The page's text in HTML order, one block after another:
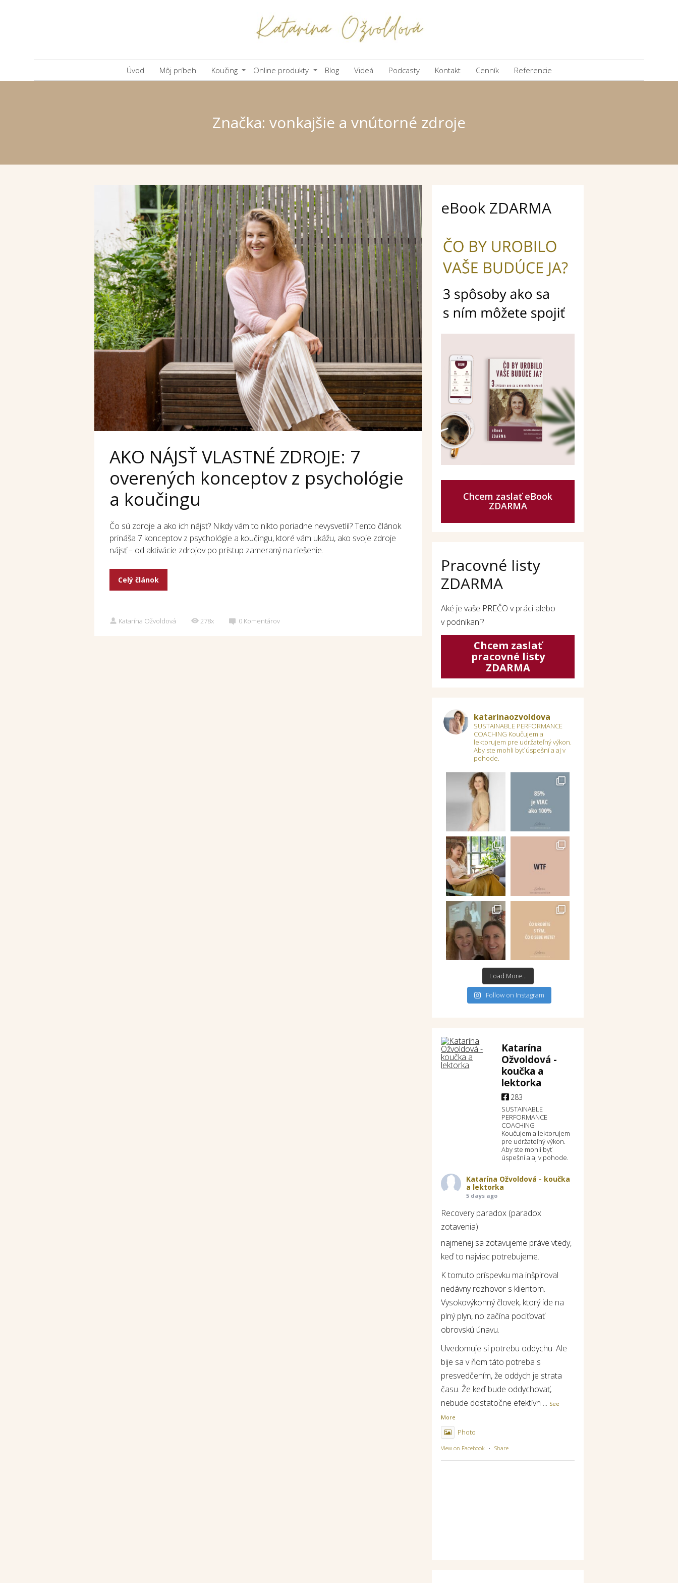
Úvod Môj príbeh Koučing Online produkty Blog Videá Podcasty Kontakt Cenník Referencie
Značka: vonkajšie a vnútorné zdroje
AKO NÁJSŤ VLASTNÉ ZDROJE: 7
overených konceptov z psychológie
a koučingu
Čo sú zdroje a ako ich nájsť? Nikdy vám to nikto poriadne nevysvetlil? Tento článok
prináša 7 konceptov z psychológie a koučingu, ktoré vám ukážu, ako svoje zdroje
nájsť – od aktivácie zdrojov po prístup zameraný na riešenie.
Celý článok
Katarína Ožvoldová 278x 0 Komentárov
eBook ZDARMA
Chcem zaslať eBook
ZDARMA
Pracovné listy
ZDARMA
Aké je vaše PREČO v práci alebo
v podnikaní?
Chcem zaslať
pracovné listy
ZDARMA
katarinaozvoldova
SUSTAINABLE PERFORMANCE
COACHING Koučujem a
lektorujem pre udržateľný výkon.
Aby ste mohli byť úspešní a aj v
pohode.
Load More...
Follow on Instagram
Katarína
Ožvoldová -
koučka a
lektorka
283
SUSTAINABLE
PERFORMANCE
COACHING
Koučujem a lektorujem
pre udržateľný výkon.
Aby ste mohli byť
úspešní a aj v pohode.
Katarína Ožvoldová - koučka
a lektorka
5 days ago
Recovery paradox (paradox
zotavenia):
najmenej sa zotavujeme práve vtedy,
keď to najviac potrebujeme.
K tomuto príspevku ma inšpiroval
nedávny rozhovor s klientom.
Vysokovýkonný človek, ktorý ide na
plný plyn, no začína pociťovať
obrovskú únavu.
Uvedomuje si potrebu oddychu. Ale
bije sa v ňom táto potreba s
presvedčením, že oddych je strata
času. Že keď bude oddychovať,
nebude dostatočne efektívn ... See
More
Photo
View on Facebook · Share